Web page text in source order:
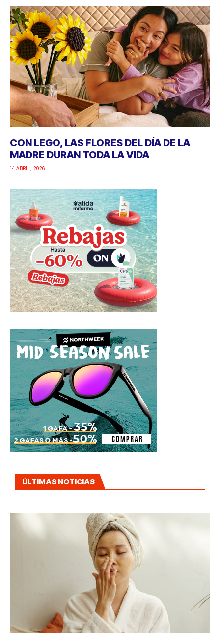
CON LEGO, LAS FLORES DEL DÍA DE LA
MADRE DURAN TODA LA VIDA
14 ABRIL, 2026
ÚLTIMAS NOTICIAS